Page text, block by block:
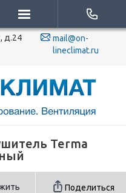
д.24
mail@on-
lineclimat.ru
Terma
Поделиться